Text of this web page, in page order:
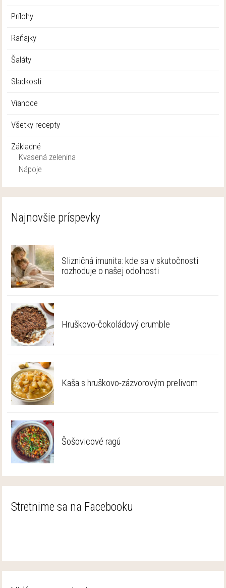
Prílohy
Raňajky
Šaláty
Sladkosti
Vianoce
Všetky recepty
Základné
Kvasená zelenina
Nápoje
Najnovšie príspevky
Slizničná imunita: kde sa v skutočnosti
rozhoduje o našej odolnosti
Hruškovo-čokoládový crumble
Kaša s hruškovo-zázvorovým prelivom
Šošovicové ragú
Stretnime sa na Facebooku